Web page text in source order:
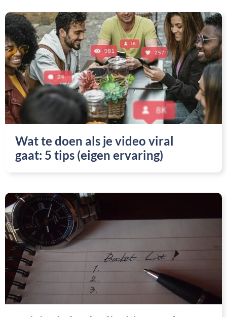
Wat te doen als je video viral
gaat: 5 tips (eigen ervaring)